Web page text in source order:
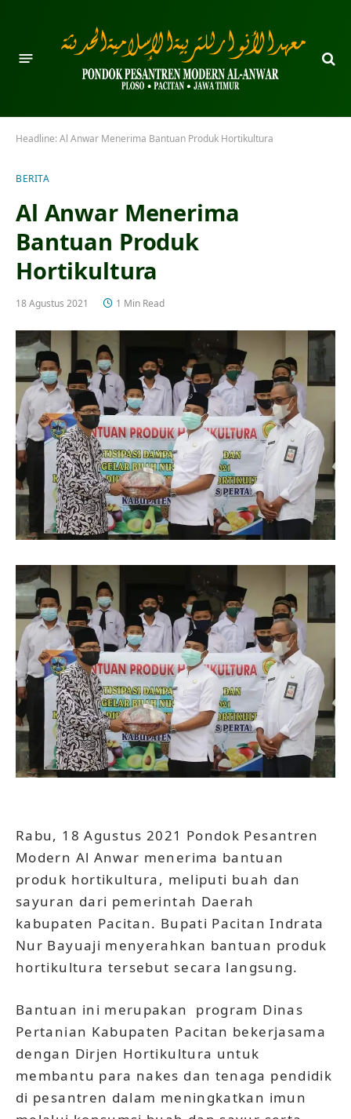
Headline:Al Anwar Menerima Bantuan Produk Hortikultura
BERITA
Al Anwar Menerima
Bantuan Produk
Hortikultura
18 Agustus 2021 1 Min Read
Rabu, 18 Agustus 2021 Pondok Pesantren
Modern Al Anwar menerima bantuan
produk hortikultura, meliputi buah dan
sayuran dari pemerintah Daerah
kabupaten Pacitan. Bupati Pacitan Indrata
Nur Bayuaji menyerahkan bantuan produk
hortikultura tersebut secara langsung.
Bantuan ini merupakan program Dinas
Pertanian Kabupaten Pacitan bekerjasama
dengan Dirjen Hortikultura untuk
membantu para nakes dan tenaga pendidik
di pesantren dalam meningkatkan imun